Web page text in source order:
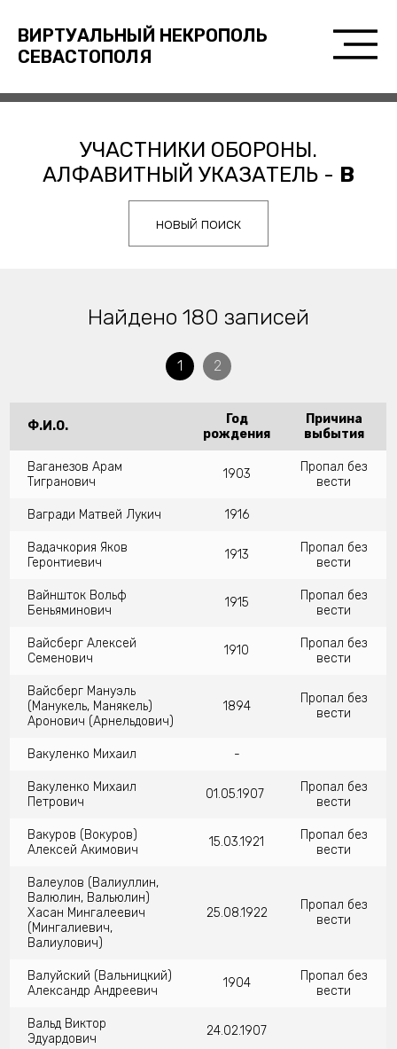
ВИРТУАЛЬНЫЙ НЕКРОПОЛЬ
СЕВАСТОПОЛЯ
УЧАСТНИКИ ОБОРОНЫ.
АЛФАВИТНЫЙ УКАЗАТЕЛЬ - В
новый поиск
Найдено 180 записей
1 2
Ф.И.О.
Год
рождения
Причина
выбытия
Ваганезов Арам
Тигранович
1903
Пропал без
вести
Вагради Матвей Лукич 1916
Вадачкория Яков
Геронтиевич
1913
Пропал без
вести
Вайншток Вольф
Беньяминович
1915
Пропал без
вести
Вайсберг Алексей
Семенович
1910
Пропал без
вести
Вайсберг Мануэль
(Манукель, Манякель)
Аронович (Арнельдович)
1894
Пропал без
вести
Вакуленко Михаил -
Вакуленко Михаил
Петрович
01.05.1907
Пропал без
вести
Вакуров (Вокуров)
Алексей Акимович
15.03.1921
Пропал без
вести
Валеулов (Валиуллин,
Валюлин, Вальюлин)
Хасан Мингалеевич
(Мингалиевич,
Валиулович)
25.08.1922
Пропал без
вести
Валуйский (Вальницкий)
Александр Андреевич
1904
Пропал без
вести
Вальд Виктор
Эдуардович
24.02.1907